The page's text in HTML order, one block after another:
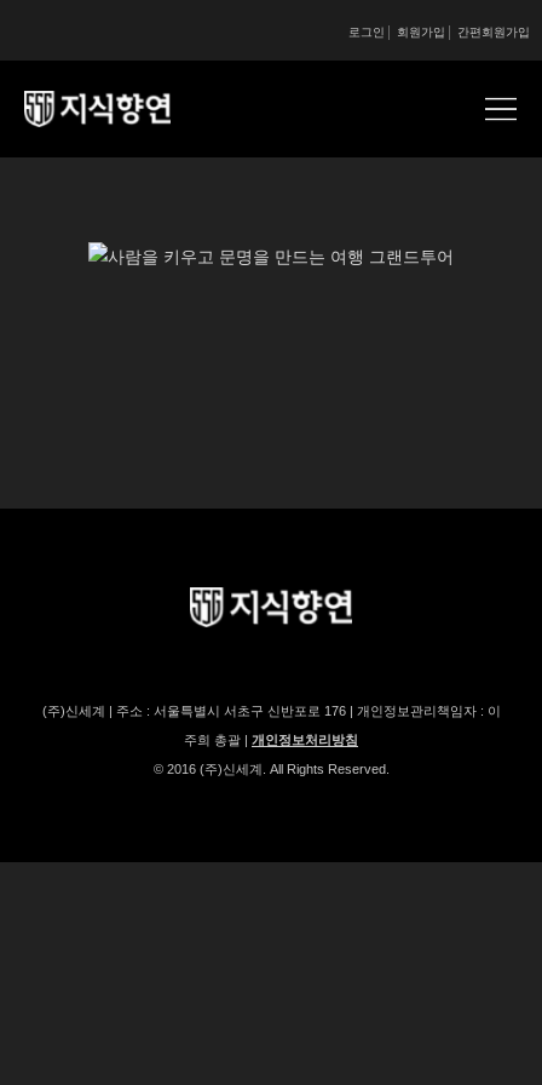
간편회원가입
회원가입
로그인
(주)신세계 | 주소 : 서울특별시 서초구 신반포로 176 | 개인정보관리책임자 : 이
주희 총괄 | 개인정보처리방침